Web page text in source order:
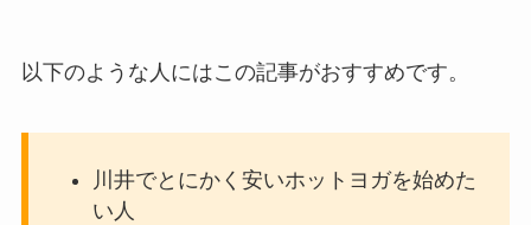
以下のような人にはこの記事がおすすめです。
川井でとにかく安いホットヨガを始めた
い人